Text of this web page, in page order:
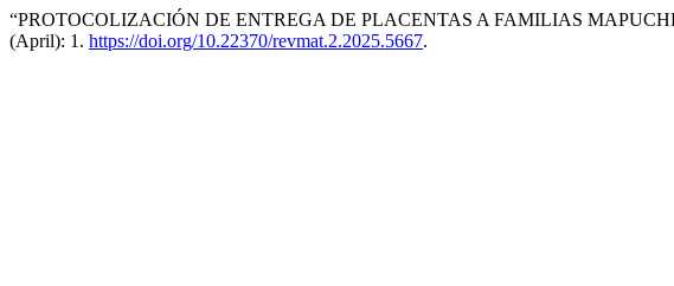
“PROTOCOLIZACIÓN DE ENTREGA DE PLACENTAS A FAMILIAS
(April): 1. https://doi.org/10.22370/revmat.2.2025.5667.